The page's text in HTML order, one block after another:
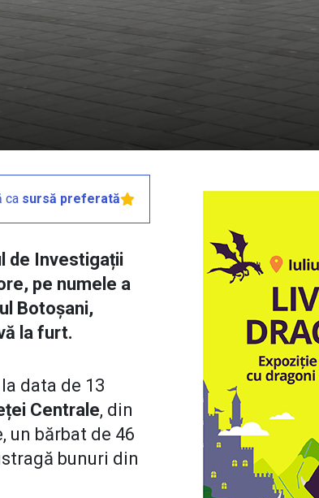
ca sursă preferată
de Investigații
pe numele a
Botoșani,
la furt.
data de 13
Centrale, din
un bărbat de 46
bunuri din